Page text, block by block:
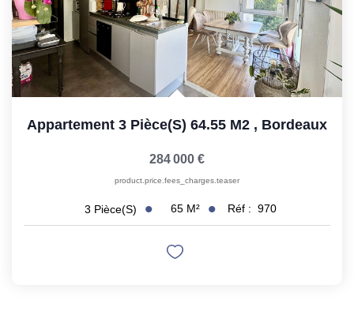
Appartement 3 Pièce(s) 64.55 M2 , Bordeaux
284 000 €
product.price.fees_charges.teaser
3 Pièce(s) 65 M² Réf : 970